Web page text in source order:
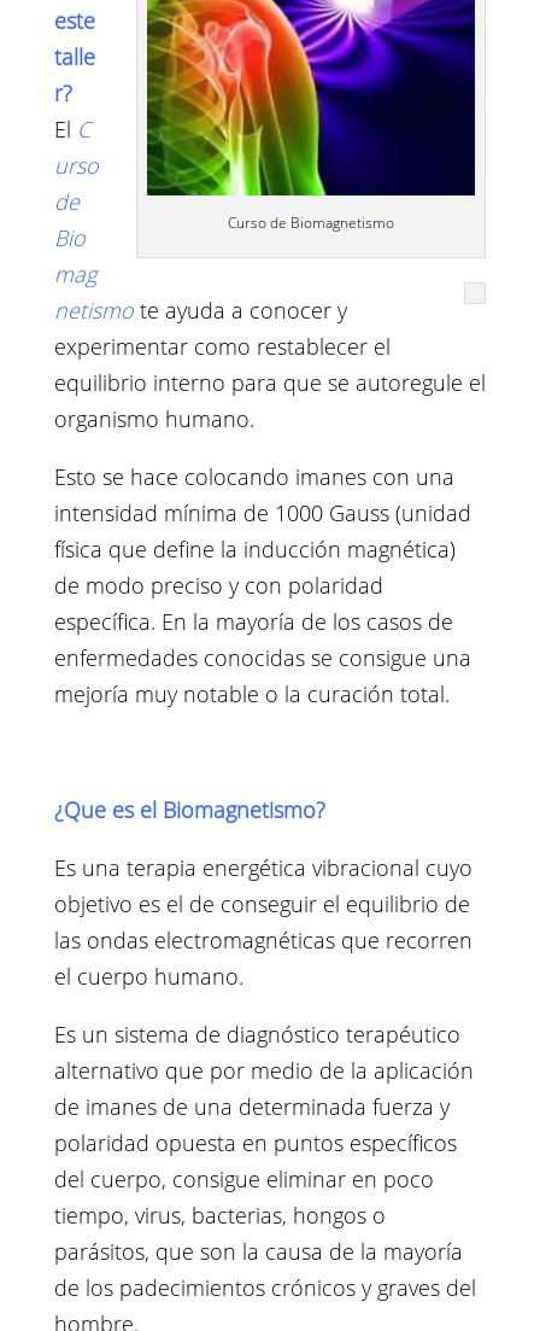
Curso de Biomagnetismo
este
talle
r?
El C
urso
de
Bio
mag
netismo te ayuda a conocer y
experimentar como restablecer el
equilibrio interno para que se autoregule el
organismo humano.
Esto se hace colocando imanes con una
intensidad mínima de 1000 Gauss (unidad
física que define la inducción magnética)
de modo preciso y con polaridad
específica. En la mayoría de los casos de
enfermedades conocidas se consigue una
mejoría muy notable o la curación total.
¿Que es el Biomagnetismo?
Es una terapia energética vibracional cuyo
objetivo es el de conseguir el equilibrio de
las ondas electromagnéticas que recorren
el cuerpo humano.
Es un sistema de diagnóstico terapéutico
alternativo que por medio de la aplicación
de imanes de una determinada fuerza y
polaridad opuesta en puntos específicos
del cuerpo, consigue eliminar en poco
tiempo, virus, bacterias, hongos o
parásitos, que son la causa de la mayoría
de los padecimientos crónicos y graves del
hombre.